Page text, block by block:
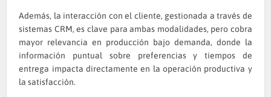
Además, la interacción con el cliente, gestionada a través de
sistemas CRM, es clave para ambas modalidades, pero cobra
mayor relevancia en producción bajo demanda, donde la
información puntual sobre preferencias y tiempos de
entrega impacta directamente en la operación productiva y
la satisfacción.